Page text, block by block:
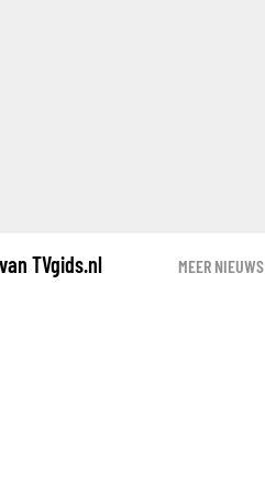
TVgids.nl MEER NIEUWS